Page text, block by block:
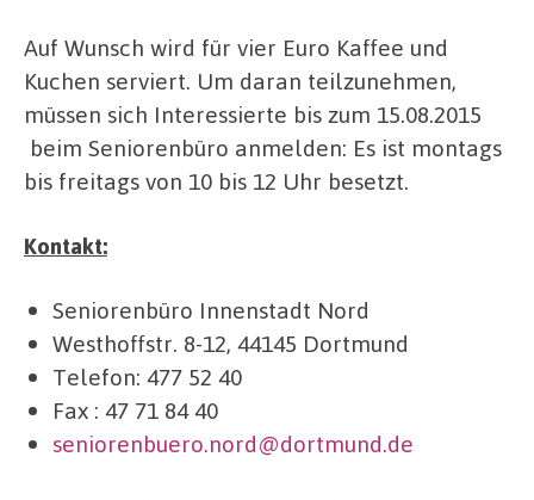
Auf Wunsch wird für vier Euro Kaffee und
Kuchen serviert. Um daran teilzunehmen,
müssen sich Interessierte bis zum 15.08.2015
beim Seniorenbüro anmelden: Es ist montags
bis freitags von 10 bis 12 Uhr besetzt.
Kontakt:
Seniorenbüro Innenstadt Nord
Westhoffstr. 8-12, 44145 Dortmund
Telefon: 477 52 40
Fax : 47 71 84 40
seniorenbuero.nord@dortmund.de